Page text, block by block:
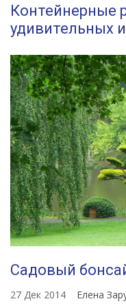
Контейнерные
удивительных
Садовый
27 Дек 2014 Елена